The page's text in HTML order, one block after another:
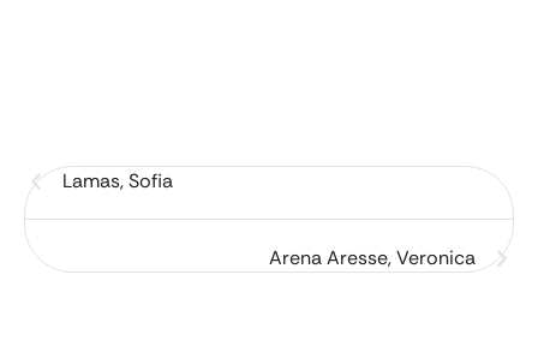
Lamas, Sofia
Arena Aresse, Veronica